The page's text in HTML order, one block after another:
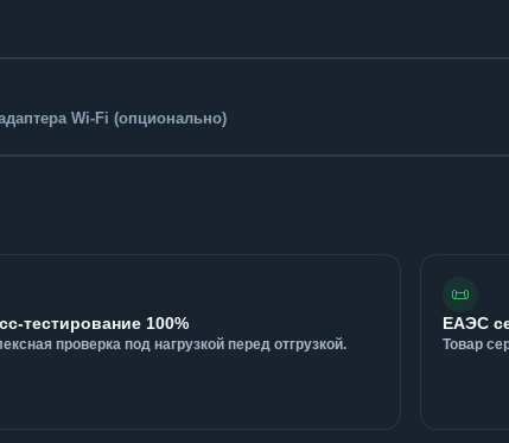
Wi-Fi (опционально)
тестирование 100%
проверка под нагрузкой перед отгрузкой.
📜
ЕАЭС
Товар